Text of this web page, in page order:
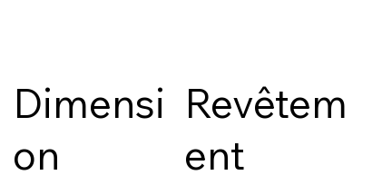
Dimensi
on
Revêtem
ent